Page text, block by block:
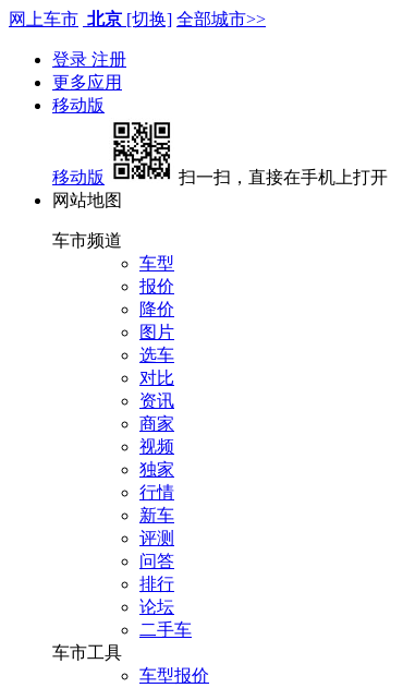
网上车市 北京 [切换] 全部城市>>
登录 注册
更多应用
移动版
移动版
扫一扫，直接在手机上打开
网站地图
车市频道
车型
报价
降价
图片
选车
对比
资讯
商家
视频
独家
行情
新车
评测
问答
排行
论坛
二手车
车市工具
车型报价